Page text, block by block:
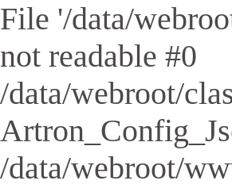
File '/data/
not readable #0
/data/webroot/
/data/webroot/